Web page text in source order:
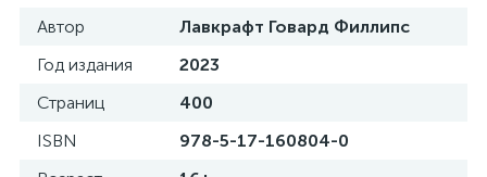
Автор
Лавкрафт Говард Филлипс
Год издания
2023
Страниц
400
ISBN
978-5-17-160804-0